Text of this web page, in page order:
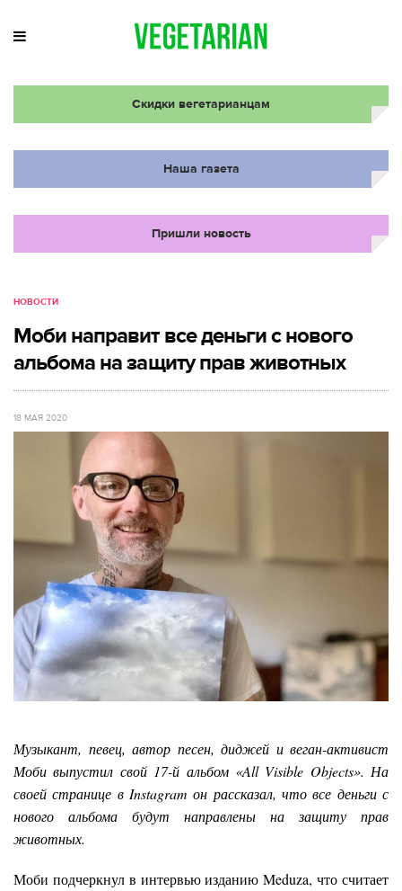
Скидки вегетарианцам
Наша газета
Пришли новость
НОВОСТИ
Моби направит все деньги с нового
альбома на защиту прав животных
18 МАЯ 2020
Музыкант, певец, автор песен, диджей и веган-активист
Моби выпустил свой 17-й альбом «All Visible Objects». На
своей странице в Instagram он рассказал, что все деньги с
нового альбома будут направлены на защиту прав
животных.
Моби подчеркнул в интервью изданию Meduza, что считает